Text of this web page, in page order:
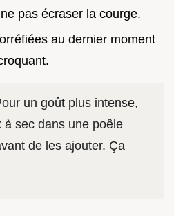
pas écraser la courge.
au dernier moment
un goût plus intense,
sec dans une poêle
de les ajouter. Ça